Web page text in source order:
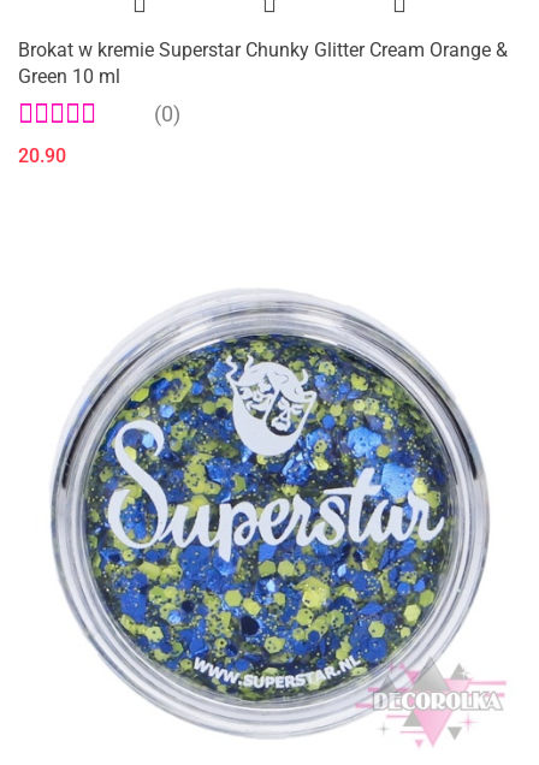
Brokat w kremie Superstar Chunky Glitter Cream Orange &
Green 10 ml
(0)
20.90